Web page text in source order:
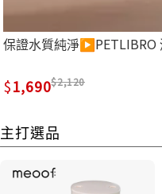
保證水質純淨▶PETLIBRO
1,690 2,120
主打選品